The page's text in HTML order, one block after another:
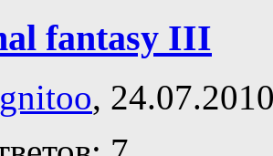
fantasy III
,